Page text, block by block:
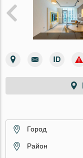
Город
Район